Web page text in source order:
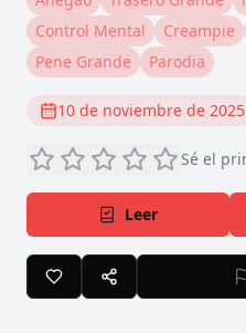
Control Mental
Creampie
Pene Grande
Parodia
10 de noviembre de 2025
Sé el
Leer